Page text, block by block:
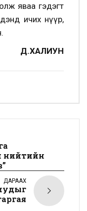
яваа гэдэгт
ичих нүүр,
Д.ХАЛИУН
нийтийн
ДАРААХ